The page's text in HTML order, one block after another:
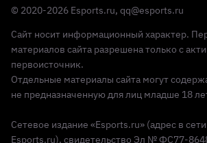
© 2020-2026 Esports.ru, qq@esports.ru
Сайт носит информационный характер.
материалов сайта разрешена только с
первоисточник.
Отдельные материалы сайта могут
не предназначенную для лиц младше 18
Сетевое издание «Esports.ru» (адрес в
Esports.ru), свидетельство Эл № ФС77-